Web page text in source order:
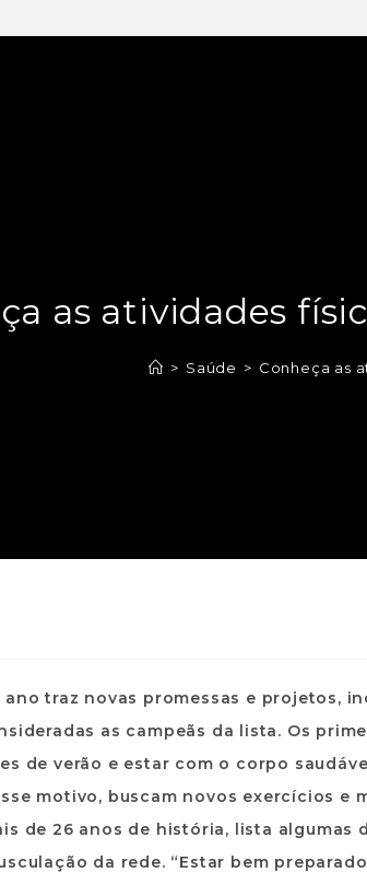
as atividades
> Saúde > Conheça as
traz novas promessas e projetos,
as campeãs da lista. Os
de verão e estar com o corpo
motivo, buscam novos exercícios e
de 26 anos de história, lista algumas
da rede. “Estar bem